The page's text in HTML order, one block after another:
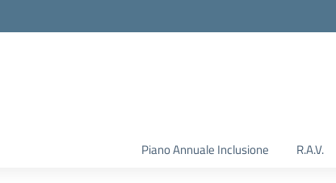
Piano Annuale Inclusione R.A.V.